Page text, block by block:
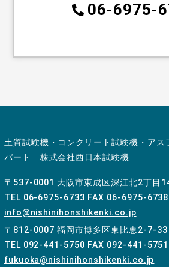
06-6975-
土質試験機・コンクリート試験機・アス
パート 株式会社西日本試験機
〒537-0001 大阪市東成区深江北2丁目
TEL 06-6975-6733 FAX 06-6975-
info@nishinihonshikenki.co.jp
〒812-0007 福岡市博多区東比恵2-7-33
TEL 092-441-5750 FAX 092-441-5751
fukuoka@nishinihonshikenki.co.jp